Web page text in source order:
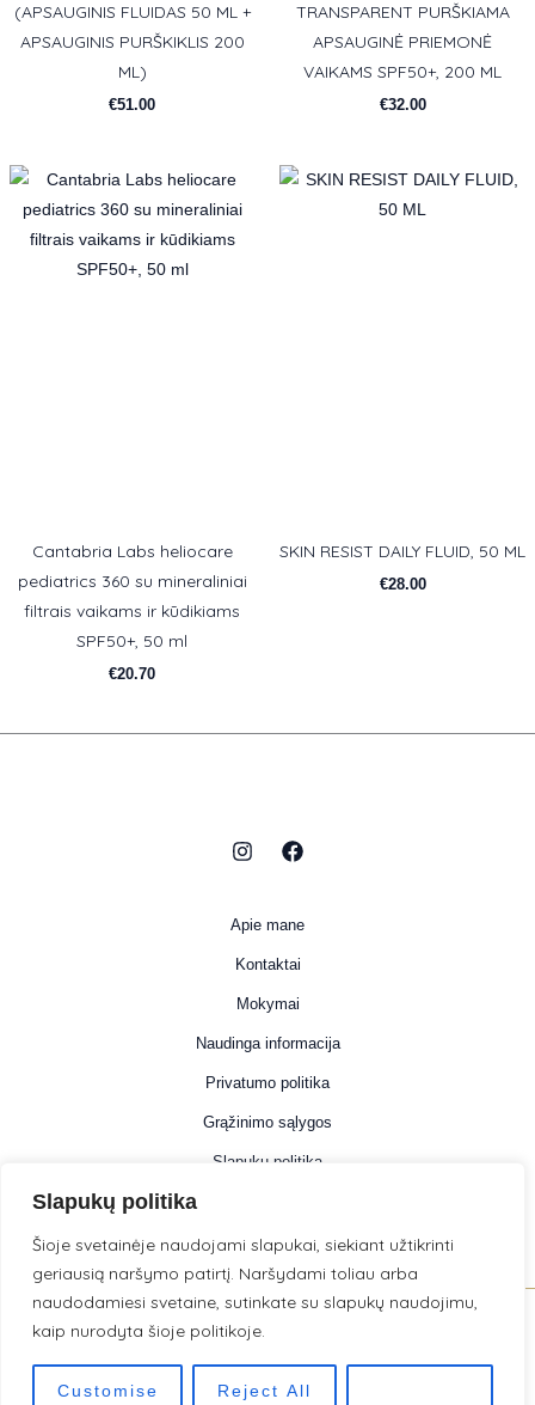
Slapukų politika
Šioje svetainėje naudojami slapukai, siekiant užtikrinti
geriausią naršymo patirtį. Naršydami toliau arba
naudodamiesi svetaine, sutinkate su slapukų naudojimu,
kaip nurodyta šioje politikoje.
Customise Reject All
(APSAUGINIS FLUIDAS 50 ML +
APSAUGINIS PURŠKIKLIS 200
ML)
€51.00
TRANSPARENT PURŠKIAMA
APSAUGINĖ PRIEMONĖ
VAIKAMS SPF50+, 200 ML
€32.00
Cantabria Labs heliocare
pediatrics 360 su mineraliniai
filtrais vaikams ir kūdikiams
SPF50+, 50 ml
€20.70
SKIN RESIST DAILY FLUID, 50 ML
€28.00
Apie mane
Kontaktai
Mokymai
Naudinga informacija
Privatumo politika
Grąžinimo sąlygos
Slapukų politika
Informacija